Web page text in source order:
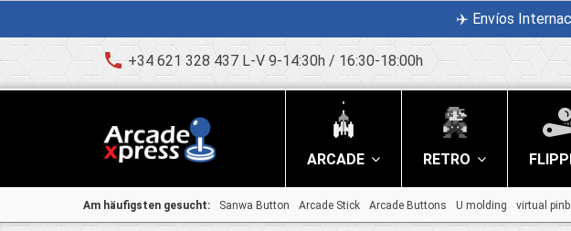
✈️ Envíos
phone +34 621 328 437 L-V 9-14:30h / 16:30-18:00h
ARCADE RETRO
Am häufigsten gesucht: Sanwa Button Arcade Stick Arcade Buttons U molding virtual